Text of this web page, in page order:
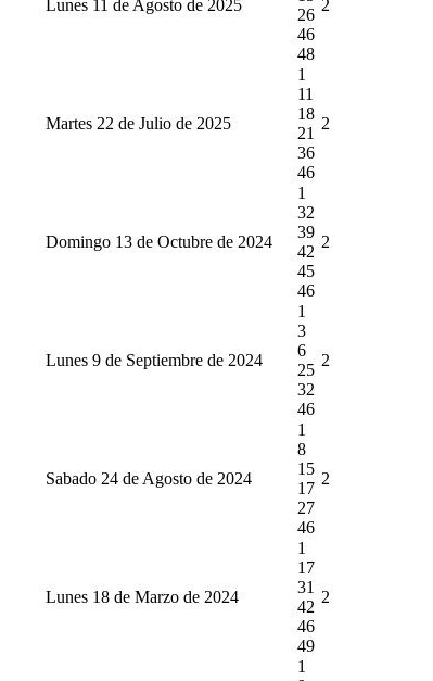
Lunes 11 de Agosto de 2025
26
46
48
2
Martes 22 de Julio de 2025
1
11
18
21
36
46
2
Domingo 13 de Octubre de 2024
1
32
39
42
45
46
2
Lunes 9 de Septiembre de 2024
1
3
6
25
32
46
2
Sabado 24 de Agosto de 2024
1
8
15
17
27
46
2
Lunes 18 de Marzo de 2024
1
17
31
42
46
49
2
1